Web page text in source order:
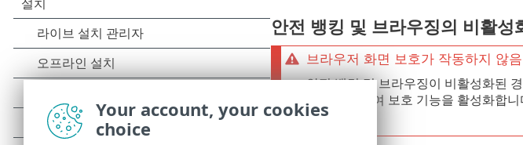
안전 뱅킹 및 브라우징의 비활
브라우저 화면 보호가 작동하지 않음
안전 뱅킹 및 브라우징이 비활성화된
화
를 클릭하여 보호 기능을 활성화합니
니다.
Your account, your cookies
choice